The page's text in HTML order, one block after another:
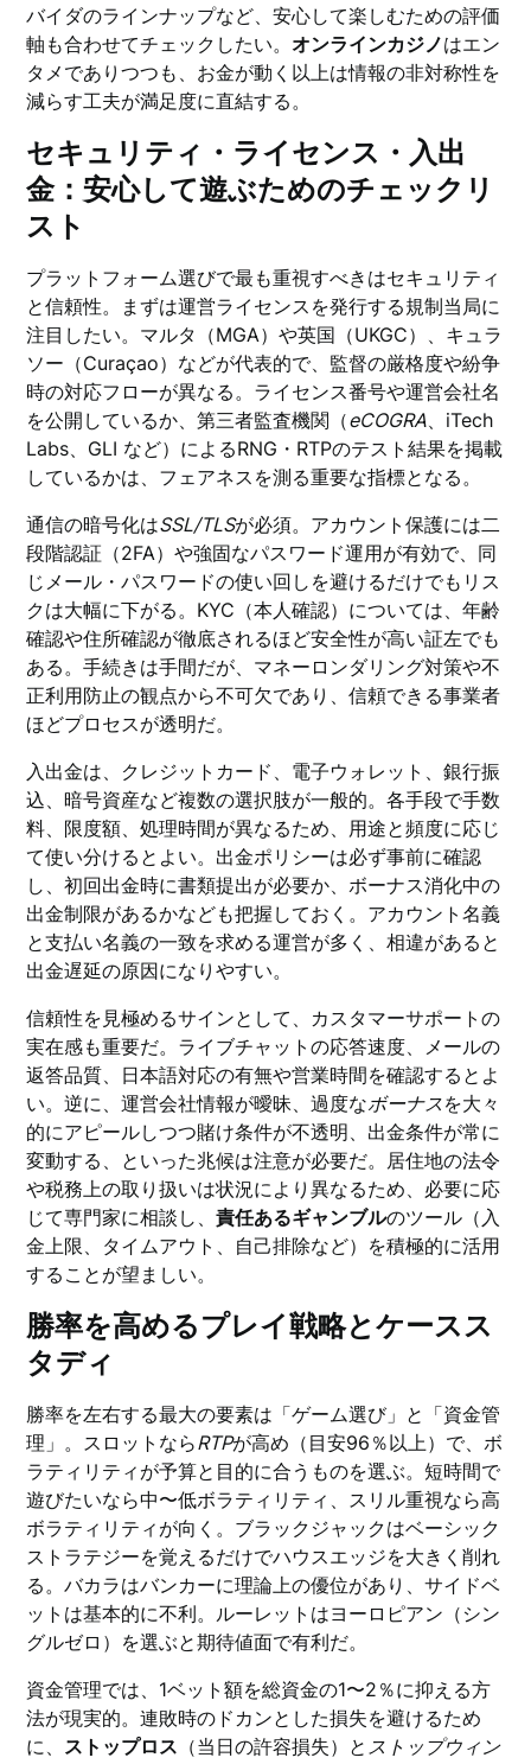
バイダのラインナップなど、安心して楽しむための評価
軸も合わせてチェックしたい。 オンラインカジノはエン
タメでありつつも、お金が動く以上は情報の非対称性を
減らす工夫が満足度に直結する。
セキュリティ・ライセンス・入出
金：安心して遊ぶためのチェックリ
スト
プラットフォーム選びで最も重視すべきはセキュリティ
と信頼性。まずは運営ライセンスを発行する規制当局に
注目したい。マルタ（MGA）や英国（UKGC）、キュラ
ソー（Curaçao）などが代表的で、監督の厳格度や紛争
時の対応フローが異なる。ライセンス番号や運営会社名
を公開しているか、第三者監査機関（eCOGRA、iTech
Labs、GLI など）によるRNG・RTPのテスト結果を掲載
しているかは、フェアネスを測る重要な指標となる。
通信の暗号化はSSL/TLSが必須。アカウント保護には二
段階認証（2FA）や強固なパスワード運用が有効で、同
じメール・パスワードの使い回しを避けるだけでもリス
クは大幅に下がる。KYC（本人確認）については、年齢
確認や住所確認が徹底されるほど安全性が高い証左でも
ある。手続きは手間だが、マネーロンダリング対策や不
正利用防止の観点から不可欠であり、信頼できる事業者
ほどプロセスが透明だ。
入出金は、クレジットカード、電子ウォレット、銀行振
込、暗号資産など複数の選択肢が一般的。各手段で手数
料、限度額、処理時間が異なるため、用途と頻度に応じ
て使い分けるとよい。出金ポリシーは必ず事前に確認
し、初回出金時に書類提出が必要か、ボーナス消化中の
出金制限があるかなども把握しておく。アカウント名義
と支払い名義の一致を求める運営が多く、相違があると
出金遅延の原因になりやすい。
信頼性を見極めるサインとして、カスタマーサポートの
実在感も重要だ。ライブチャットの応答速度、メールの
返答品質、日本語対応の有無や営業時間を確認するとよ
い。逆に、運営会社情報が曖昧、過度なボーナスを大々
的にアピールしつつ賭け条件が不透明、出金条件が常に
変動する、といった兆候は注意が必要だ。居住地の法令
や税務上の取り扱いは状況により異なるため、必要に応
じて専門家に相談し、責任あるギャンブルのツール（入
金上限、タイムアウト、自己排除など）を積極的に活用
することが望ましい。
勝率を高めるプレイ戦略とケースス
タディ
勝率を左右する最大の要素は「ゲーム選び」と「資金管
理」。スロットならRTPが高め（目安96％以上）で、ボ
ラティリティが予算と目的に合うものを選ぶ。短時間で
遊びたいなら中〜低ボラティリティ、スリル重視なら高
ボラティリティが向く。ブラックジャックはベーシック
ストラテジーを覚えるだけでハウスエッジを大きく削れ
る。バカラはバンカーに理論上の優位があり、サイドベ
ットは基本的に不利。ルーレットはヨーロピアン（シン
グルゼロ）を選ぶと期待値面で有利だ。
資金管理では、1ベット額を総資金の1〜2％に抑える方
法が現実的。連敗時のドカンとした損失を避けるため
に、 ストップロス （当日の許容損失）と ストップウィン